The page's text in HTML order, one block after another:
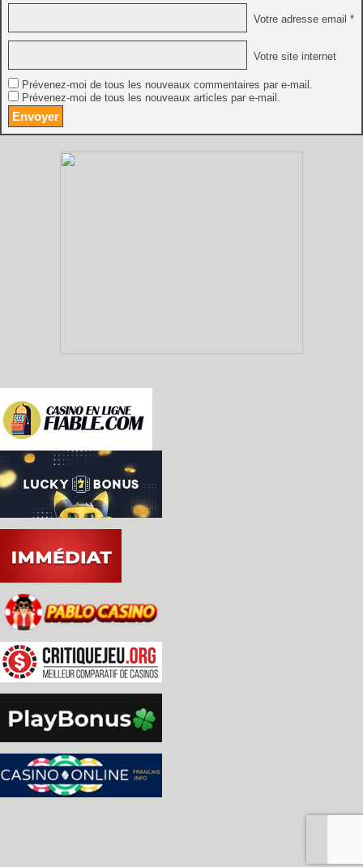
Votre adresse email *
Votre site internet
Prévenez-moi de tous les nouveaux commentaires par e-mail.
Prévenez-moi de tous les nouveaux articles par e-mail.